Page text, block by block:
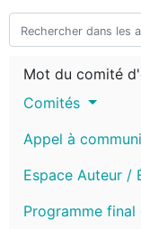
Mot du comité
Comités
Appel à
Espace Auteur /
Programme